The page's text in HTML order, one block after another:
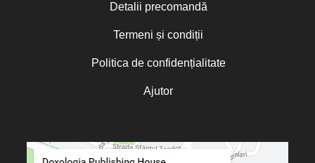
Detalii precomandă
Termeni și condiții
Politica de confidențialitate
Ajutor